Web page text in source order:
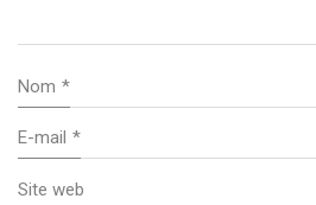
Nom *
E-mail *
Site web